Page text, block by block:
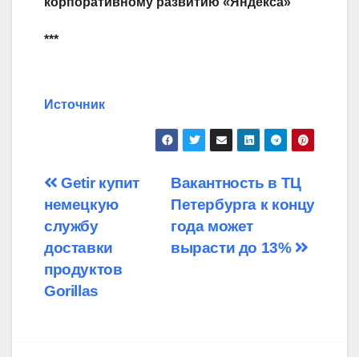
***
Источник
Навигация
по
записям
Вакантность в ТЦ
Петербурга к концу
года может
вырасти до 13%
Getir купит
немецкую
службу
доставки
продуктов
Gorillas